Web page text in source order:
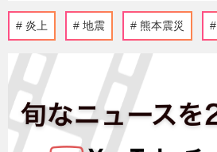
炎上 地震 熊本震災